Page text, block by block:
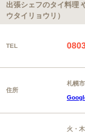
出張シェフのタイ料理
ウタイリョウリ）
TEL
住所
札幌
火・